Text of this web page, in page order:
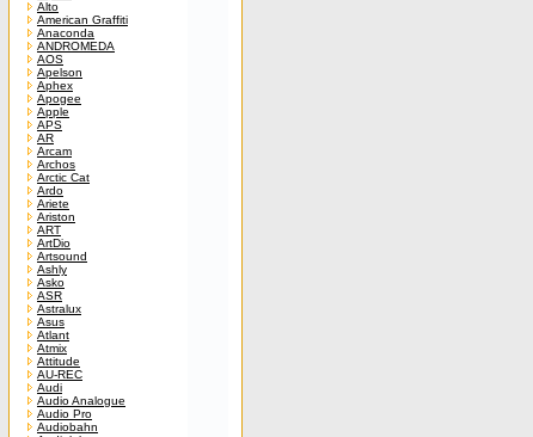
Alto
American Graffiti
Anaconda
ANDROMEDA
AOS
Apelson
Aphex
Apogee
Apple
APS
AR
Arcam
Archos
Arctic Cat
Ardo
Ariete
Ariston
ART
ArtDio
Artsound
Ashly
Asko
ASR
Astralux
Asus
Atlant
Atmix
Attitude
AU-REC
Audi
Audio Analogue
Audio Pro
Audiobahn